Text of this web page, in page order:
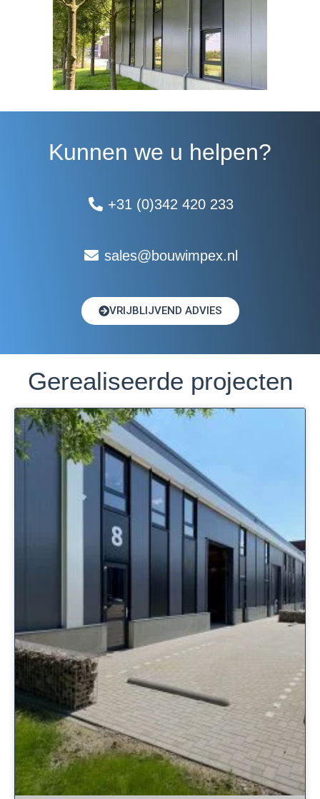
Kunnen we u helpen?
+31 (0)342 420 233
sales@bouwimpex.nl
VRIJBLIJVEND ADVIES
Gerealiseerde projecten